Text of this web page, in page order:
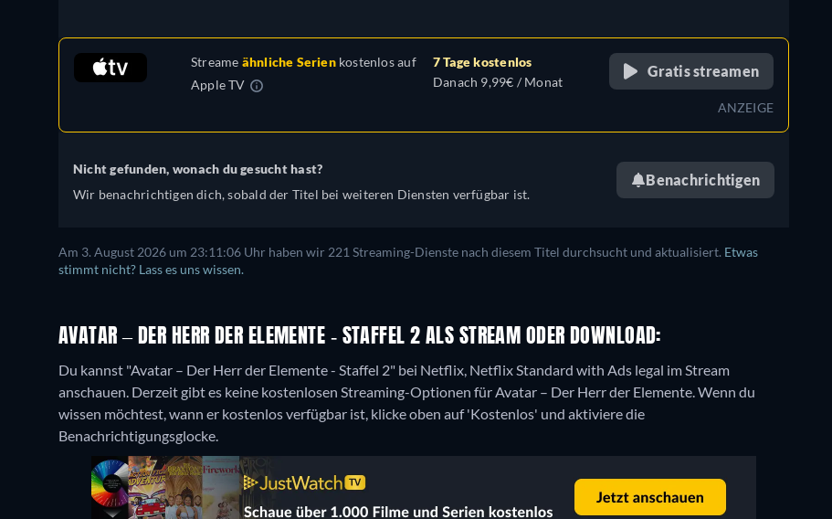
Streame ähnliche Serienkostenlos auf
Apple TV
7 Tage kostenlos
Danach 9,99€ / Monat
Gratis streamen
ANZEIGE
Nicht gefunden, wonach du gesucht hast?
Wir benachrichtigen dich, sobald der Titel bei weiteren Diensten verfügbar ist.
Benachrichtigen
Am 3. August 2026 um 23:11:06 Uhr haben wir 221 Streaming-Dienste nach diesem Titel durchsucht und aktualisiert. Etwas
stimmt nicht? Lass es uns wissen.
AVATAR – DER HERR DER ELEMENTE - STAFFEL 2 ALS STREAM ODER DOWNLOAD:
Du kannst "Avatar – Der Herr der Elemente - Staffel 2" bei Netflix, Netflix Standard with Ads legal im Stream
anschauen. Derzeit gibt es keine kostenlosen Streaming-Optionen für Avatar – Der Herr der Elemente. Wenn du
wissen möchtest, wann er kostenlos verfügbar ist, klicke oben auf 'Kostenlos' und aktiviere die
Benachrichtigungsglocke.